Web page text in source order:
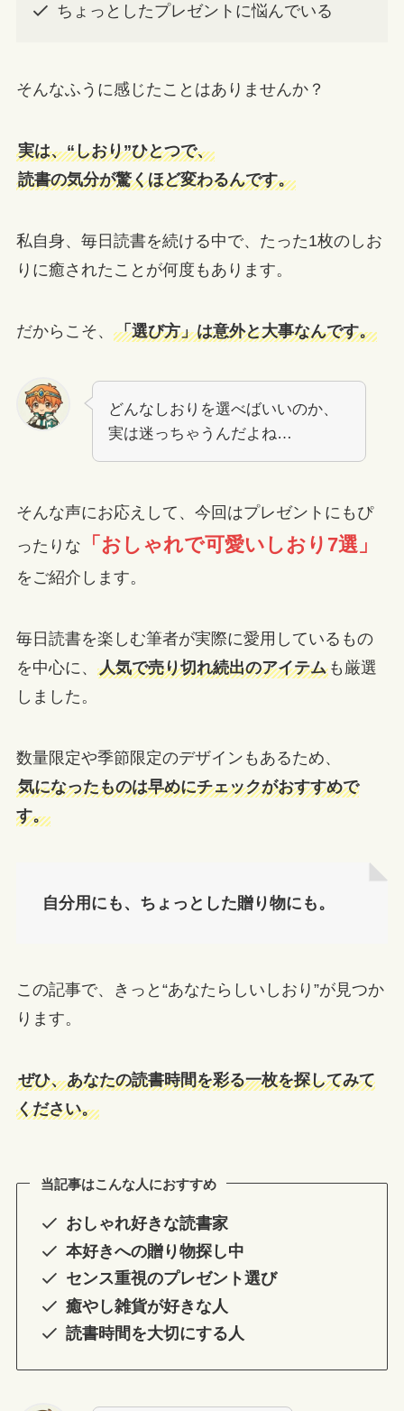
ちょっとしたプレゼントに悩んでいる
そんなふうに感じたことはありませんか？
実は、“しおり”ひとつで、
読書の気分が驚くほど変わるんです。
私自身、毎日読書を続ける中で、たった1枚のしお
りに癒されたことが何度もあります。
だからこそ、 「選び方」は意外と大事なんです。
どんなしおりを選べばいいのか、
実は迷っちゃうんだよね…
そんな声にお応えして、今回はプレゼントにもぴ
ったりな
「おしゃれで可愛いしおり7選」
をご紹介します。
毎日読書を楽しむ筆者が実際に愛用しているもの
を中心に、 人気で売り切れ続出のアイテムも厳選
しました。
数量限定や季節限定のデザインもあるため、
気になったものは早めにチェックがおすすめで
す。
自分用にも、ちょっとした贈り物にも。
この記事で、きっと“あなたらしいしおり”が見つか
ります。
ぜひ、あなたの読書時間を彩る一枚を探してみて
ください。
当記事はこんな人におすすめ
おしゃれ好きな読書家
本好きへの贈り物探し中
センス重視のプレゼント選び
癒やし雑貨が好きな人
読書時間を大切にする人